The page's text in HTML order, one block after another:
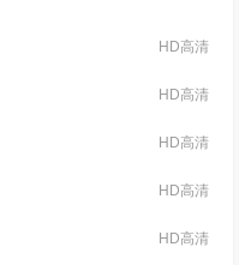
HD高清
HD高清
HD高清
HD高清
HD高清